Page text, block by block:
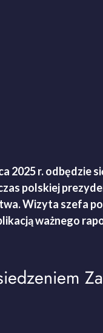
2025 r. odbędzie
polskiej
Wizyta szefa
ważnego